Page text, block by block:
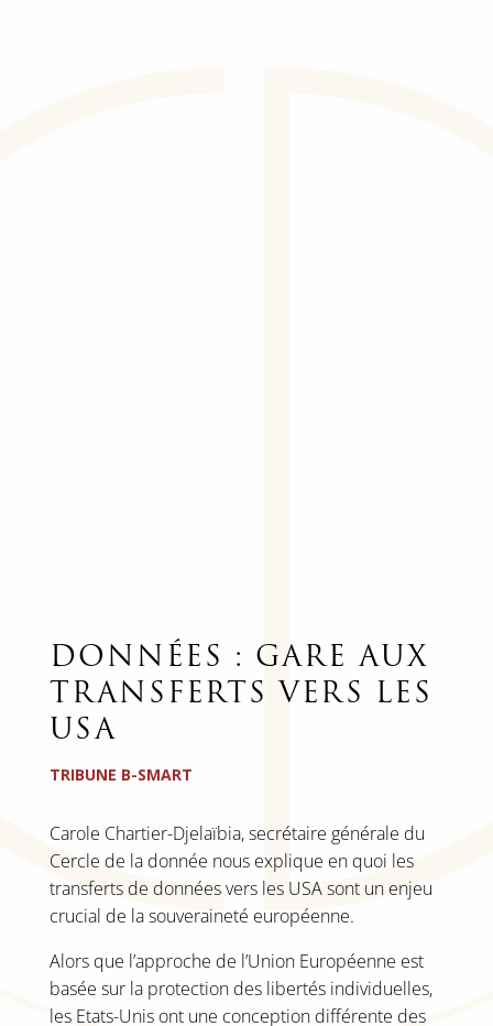
DONNÉES : GARE AUX
TRANSFERTS VERS LES
USA
TRIBUNE B-SMART
Carole Chartier-Djelaïbia, secrétaire générale du
Cercle de la donnée nous explique en quoi les
transferts de données vers les USA sont un enjeu
crucial de la souveraineté européenne.
Alors que l’approche de l’Union Européenne est
basée sur la protection des libertés individuelles,
les Etats-Unis ont une conception différente des